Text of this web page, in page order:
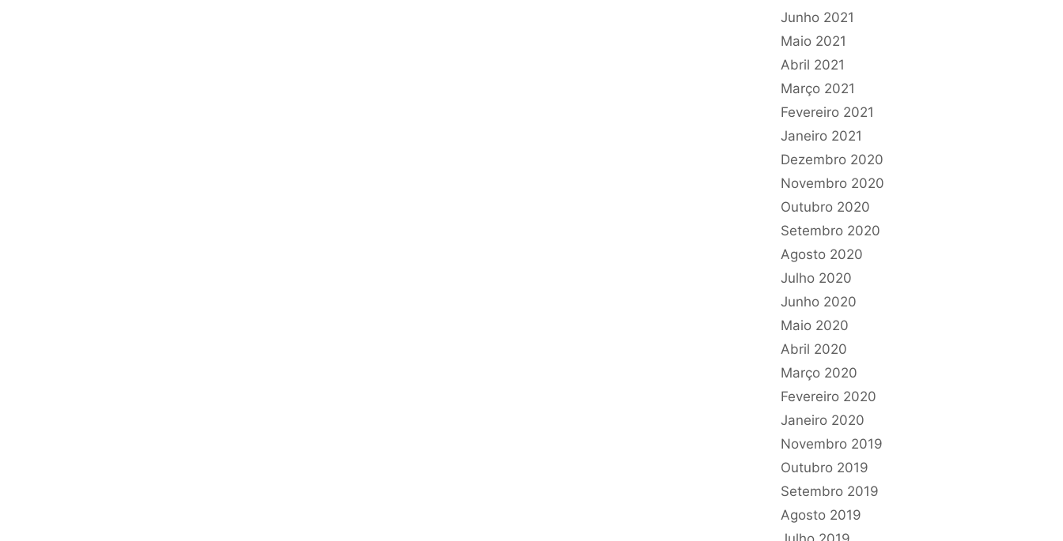
Junho 2021
Maio 2021
Abril 2021
Março 2021
Fevereiro 2021
Janeiro 2021
Dezembro 2020
Novembro 2020
Outubro 2020
Setembro 2020
Agosto 2020
Julho 2020
Junho 2020
Maio 2020
Abril 2020
Março 2020
Fevereiro 2020
Janeiro 2020
Novembro 2019
Outubro 2019
Setembro 2019
Agosto 2019